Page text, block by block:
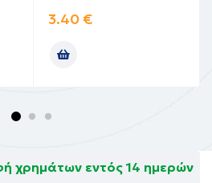
3.40 €
χρημάτων εντός 14 ημερών